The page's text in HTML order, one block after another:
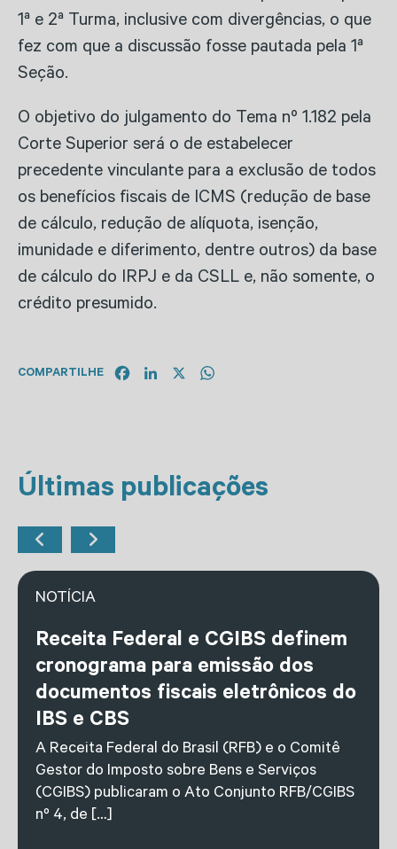
1ª e 2ª Turma, inclusive com divergências, o que
fez com que a discussão fosse pautada pela 1ª
Seção.
O objetivo do julgamento do Tema nº 1.182 pela
Corte Superior será o de estabelecer
precedente vinculante para a exclusão de todos
os benefícios fiscais de ICMS (redução de base
de cálculo, redução de alíquota, isenção,
imunidade e diferimento, dentre outros) da base
de cálculo do IRPJ e da CSLL e, não somente, o
crédito presumido.
COMPARTILHE FacebookLinkedIn
Últimas publicações
NOTÍCIA
Receita Federal e CGIBS definem
cronograma para emissão dos
documentos fiscais eletrônicos do
IBS e CBS
A Receita Federal do Brasil (RFB) e o Comitê
Gestor do Imposto sobre Bens e Serviços
(CGIBS) publicaram o Ato Conjunto RFB/CGIBS
nº 4, de […]